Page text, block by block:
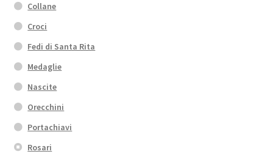
Collane
Croci
Fedi di Santa Rita
Medaglie
Nascite
Orecchini
Portachiavi
Rosari